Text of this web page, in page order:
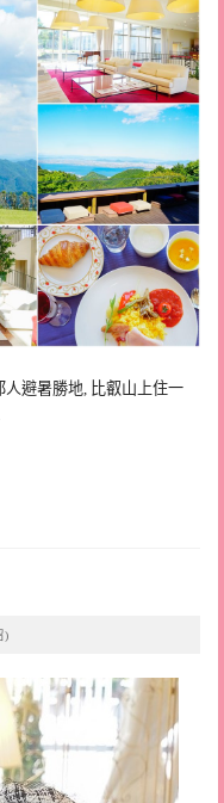
避暑勝地, 比叡山上住一
)